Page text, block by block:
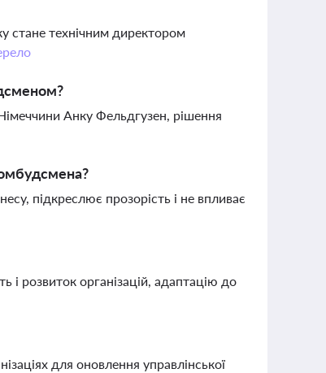
стане технічним директором
Анку Фельдгузен, рішення
підкреслює прозорість і не впливає
і розвиток організацій, адаптацію до
для оновлення управлінської